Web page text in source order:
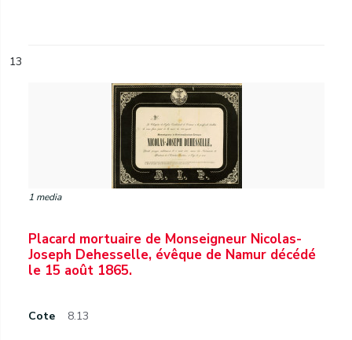
13
1 media
Placard mortuaire de Monseigneur Nicolas-
Joseph Dehesselle, évêque de Namur décédé
le 15 août 1865.
Cote 8.13